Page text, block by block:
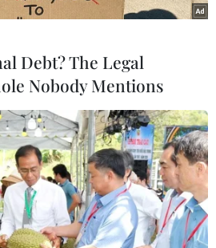
Debt? The Legal
Nobody Mentions